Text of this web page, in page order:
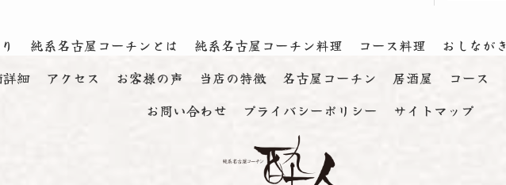
純系名古屋コーチンとは 純系名古屋コーチン料理 コース料理 おしながき
細 アクセス お客様の声 当店の特徴 名古屋コーチン 居酒屋 コース
お問い合わせ
プライバシーポリシー サイトマップ